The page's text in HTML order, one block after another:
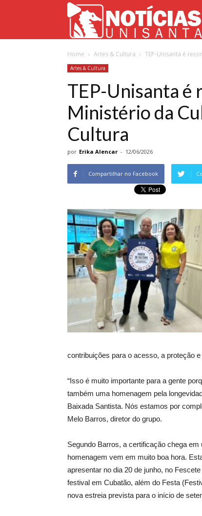
Home Artes & Cultura TEP-Unisanta é
Artes & Cultura
TEP-Unisanta é
Ministério da
Cultura
por Erika Alencar - 12/06/2026
Compartilhar no Facebook
contribuições para o acesso, a proteção
“Isso é muito importante para a gente
também uma homenagem pela
Baixada Santista. Nós estamos por
Melo Barros, diretor do grupo.
Segundo Barros, a certificação chega
homenagem vem em muito boa hora.
apresentar no dia 20 de junho, no
festival em Cubatão, além do Festa
nova estreia prevista para o início de